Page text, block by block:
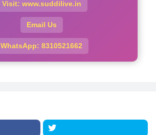
Visit: www.suddilive.in
Email Us
WhatsApp: 8310521662